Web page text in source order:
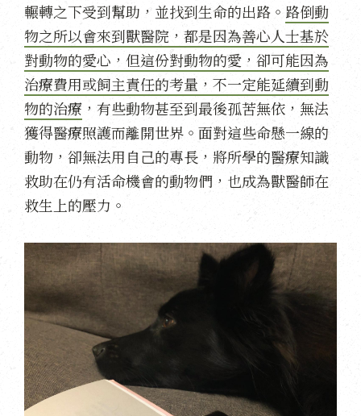
輾轉之下受到幫助，並找到生命的出路。 路倒動
物之所以會來到獸醫院，都是因為善心人士基於
對動物的愛心，但這份對動物的愛，卻可能因為
治療費用或飼主責任的考量，不一定能延續到動
物的治療 ，有些動物甚至到最後孤苦無依，無法
獲得醫療照護而離開世界。面對這些命懸一線的
動物，卻無法用自己的專長，將所學的醫療知識
救助在仍有活命機會的動物們，也成為獸醫師在
救生上的壓力。